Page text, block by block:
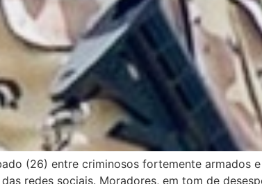
(26) entre criminosos fortemente armados
redes sociais. Moradores, em tom de